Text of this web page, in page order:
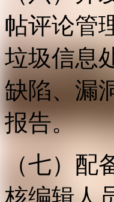
帖评论管
垃圾信息
缺陷、漏
报告。
（七）
核编辑人